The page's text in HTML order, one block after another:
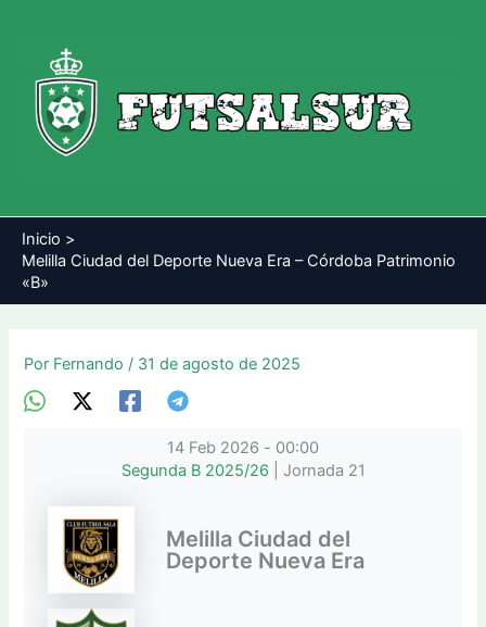
contenido
Inicio
Melilla Ciudad del Deporte Nueva Era – Córdoba Patrimonio
«B»
Por Fernando/ 31 de agosto de 2025
14 Feb 2026 - 00:00
Segunda B 2025/26
| Jornada 21
Melilla Ciudad del
Deporte Nueva Era